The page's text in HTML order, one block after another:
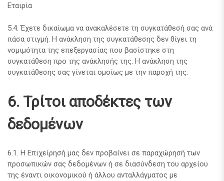
Εταιρία
5.4. Έχετε δικαίωμα να ανακαλέσετε τη συγκατάθεσή σας ανά
πάσα στιγμή. Η ανάκληση της συγκατάθεσης δεν θίγει τη
νομιμότητα της επεξεργασίας που βασίστηκε στη
συγκατάθεση προ της ανάκλησής της. Η ανάκληση της
συγκατάθεσης σας γίνεται ομοίως με την παροχή της.
6. Τρίτοι αποδέκτες των
δεδομένων
6.1. Η Επιχείρησή μας δεν προβαίνει σε παραχώρησή των
προσωπικών σας δεδομένων ή σε διασύνδεση του αρχείου
της έναντι οικονομικού ή άλλου ανταλλάγματος με